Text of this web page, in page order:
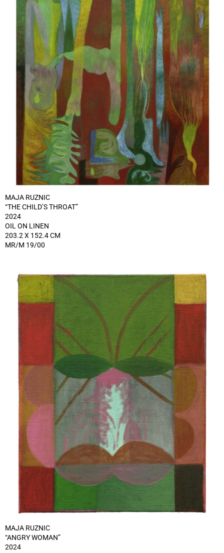
MAJA RUZNIC
“THE CHILD’S THROAT”
2024
OIL ON LINEN
203.2 X 152.4 CM
MR/M 19/00
MAJA RUZNIC
“ANGRY WOMAN”
2024